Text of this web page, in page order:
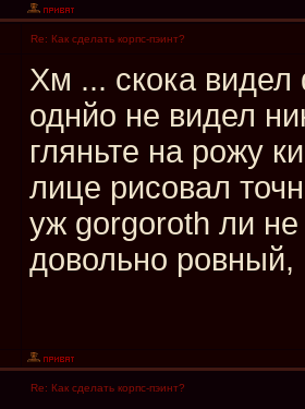
Re: Как сделать корпс-пэинт?
Хм ... скока
однйо не видел
гляньте на рожу
лице рисовал
уж gorgoroth ли
довольно
Re: Как сделать корпс-пэинт?